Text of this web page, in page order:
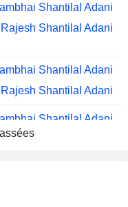
Shantilal Adani
Rajesh Shantilal Adani
Shantilal Adani
Rajesh Shantilal Adani
Shantilal Adani
Rajesh Shantilal Adani
Shantilal Adani